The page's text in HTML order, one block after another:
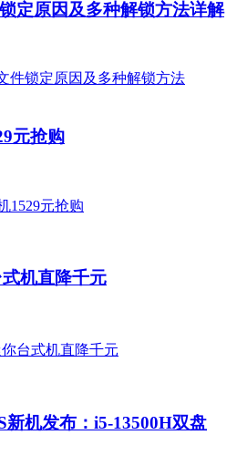
定原因及多种解锁方法详解
元抢购
机直降千元
机发布：i5-13500H双盘